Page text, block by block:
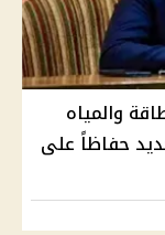
والمياه
حفاظاً على